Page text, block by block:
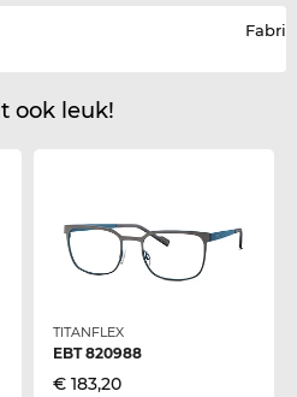
ook leuk!
TITANFLEX
EBT 820988
€ 183,20